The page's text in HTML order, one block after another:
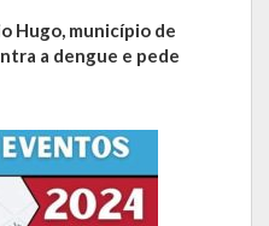
Hugo, município de
a dengue e pede